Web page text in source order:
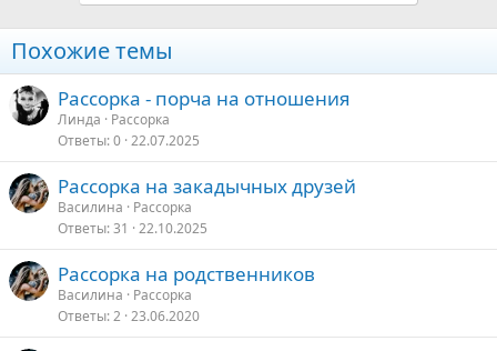
Похожие темы
Рассорка - порча на отношения
Линда
Рассорка
Ответы 0 22.07.2025
Рассорка на закадычных друзей
Василина
Рассорка
Ответы 31 22.10.2025
Рассорка на родственников
Василина
Рассорка
Ответы 2 23.06.2020